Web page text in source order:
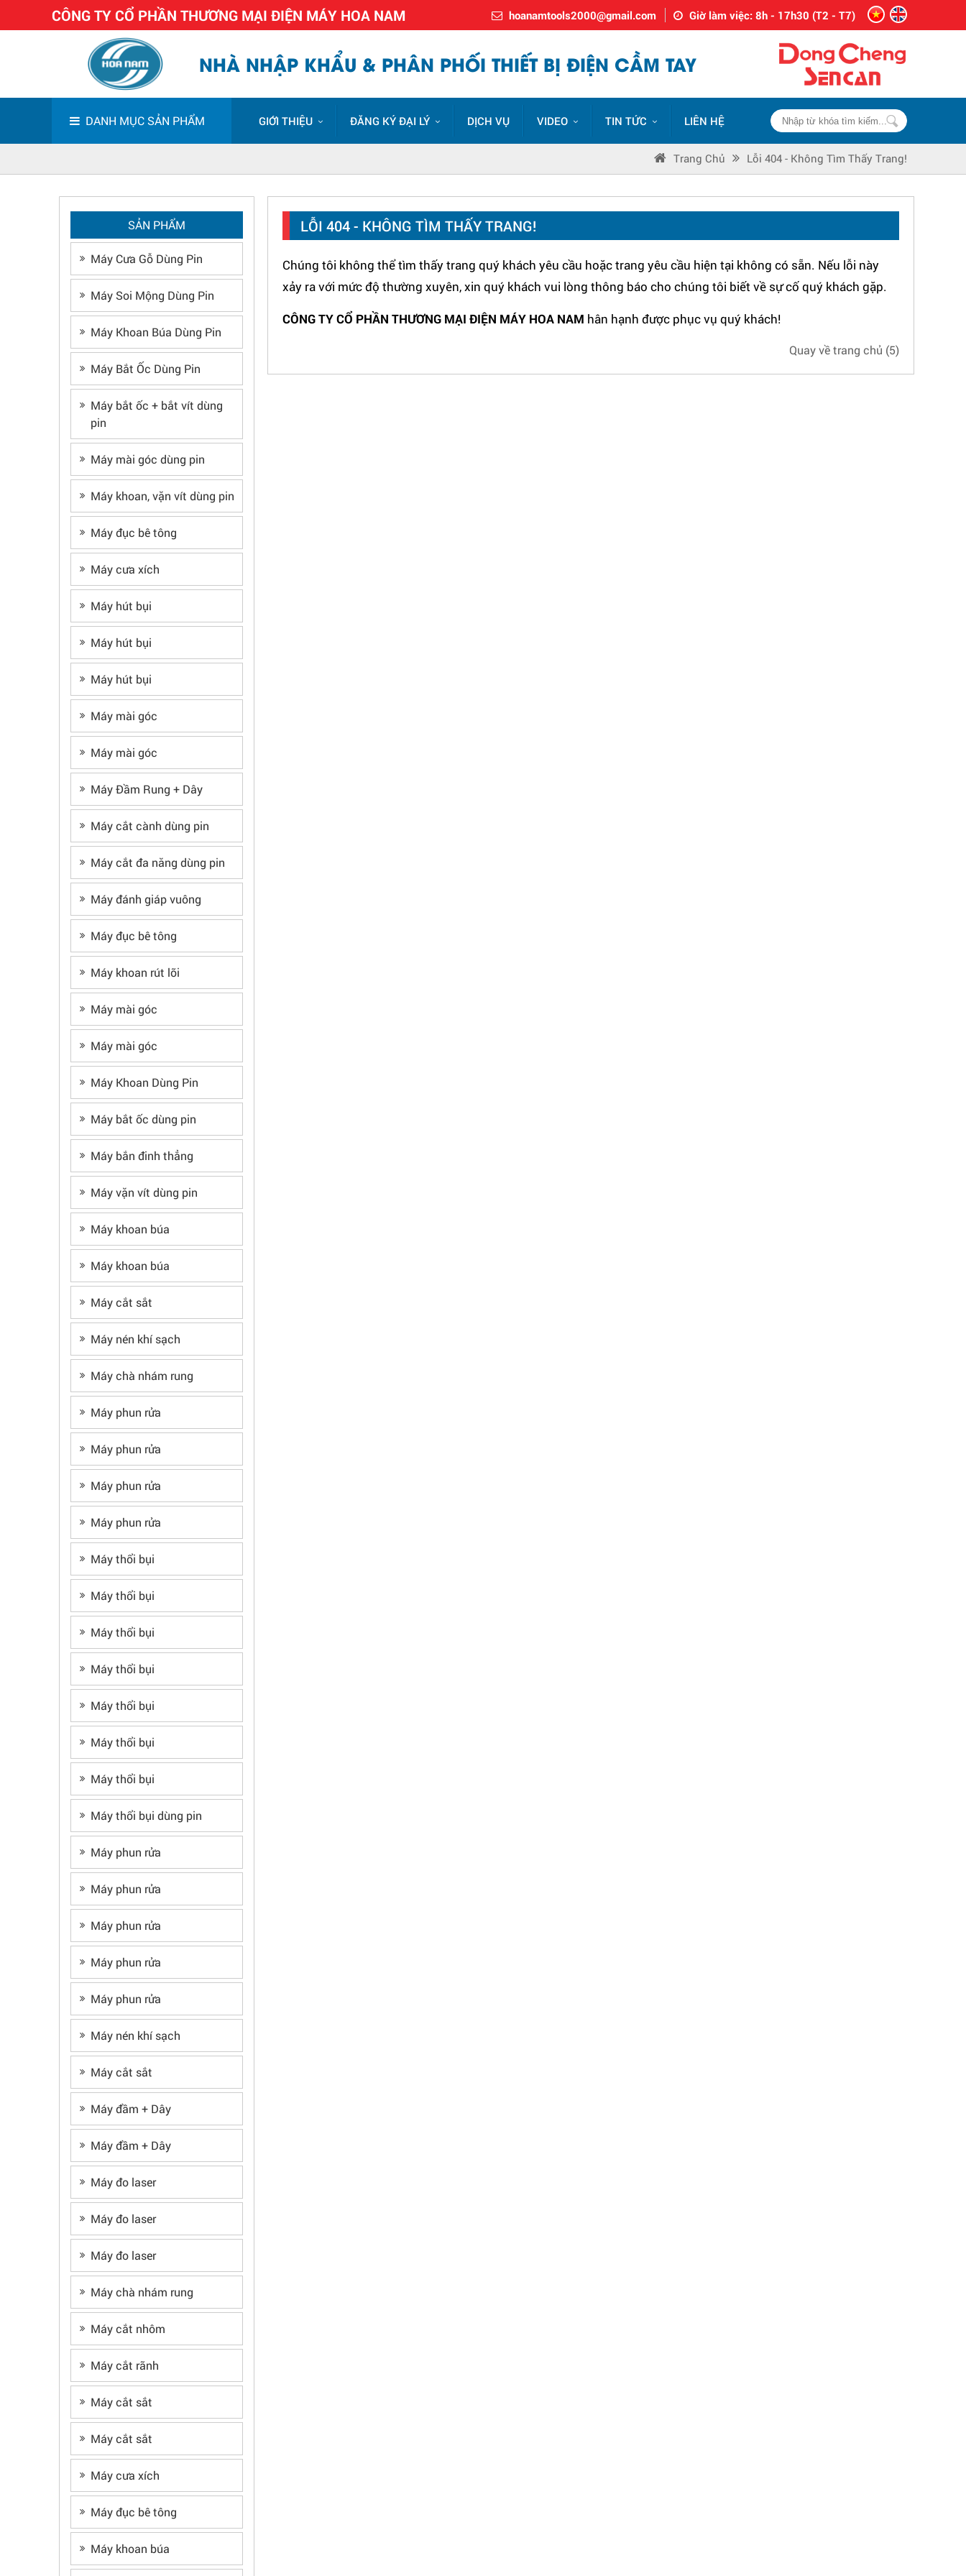
CÔNG TY CỔ PHẦN THƯƠNG MẠI ĐIỆN MÁY HOA NAM hoanamtools2000@gmail.com Giờ làm việc: 8h - 17h30 (T2 - T7)
NHÀ NHẬP KHẨU & PHÂN PHỐI THIẾT BỊ ĐIỆN CẦM TAY
DANH MỤC SẢN PHẨM GIỚI THIỆU ĐĂNG KÝ ĐẠI LÝ DỊCH VỤ VIDEO TIN TỨC LIÊN HỆ
Trang Chủ Lỗi 404 - Không Tìm Thấy Trang!
LỖI 404 - KHÔNG TÌM THẤY TRANG!
Chúng tôi không thể tìm thấy trang quý khách yêu cầu hoặc trang yêu cầu hiện tại không có sẵn. Nếu lỗi này
xảy ra với mức độ thường xuyên, xin quý khách vui lòng thông báo cho chúng tôi biết về sự cố quý khách gặp.
CÔNG TY CỔ PHẦN THƯƠNG MẠI ĐIỆN MÁY HOA NAM hân hạnh được phục vụ quý khách!
Quay về trang chủ (5)
SẢN PHẨM
Máy Cưa Gỗ Dùng Pin
Máy Soi Mộng Dùng Pin
Máy Khoan Búa Dùng Pin
Máy Bắt Ốc Dùng Pin
Máy bắt ốc + bắt vít dùng
pin
Máy mài góc dùng pin
Máy khoan, vặn vít dùng pin
Máy đục bê tông
Máy cưa xích
Máy hút bụi
Máy hút bụi
Máy hút bụi
Máy mài góc
Máy mài góc
Máy Đầm Rung + Dây
Máy cắt cành dùng pin
Máy cắt đa năng dùng pin
Máy đánh giáp vuông
Máy đục bê tông
Máy khoan rút lõi
Máy mài góc
Máy mài góc
Máy Khoan Dùng Pin
Máy bắt ốc dùng pin
Máy bắn đinh thẳng
Máy vặn vít dùng pin
Máy khoan búa
Máy khoan búa
Máy cắt sắt
Máy nén khí sạch
Máy chà nhám rung
Máy phun rửa
Máy phun rửa
Máy phun rửa
Máy phun rửa
Máy thổi bụi
Máy thổi bụi
Máy thổi bụi
Máy thổi bụi
Máy thổi bụi
Máy thổi bụi
Máy thổi bụi
Máy thổi bụi dùng pin
Máy phun rửa
Máy phun rửa
Máy phun rửa
Máy phun rửa
Máy phun rửa
Máy nén khí sạch
Máy cắt sắt
Máy đầm + Dây
Máy đầm + Dây
Máy đo laser
Máy đo laser
Máy đo laser
Máy chà nhám rung
Máy cắt nhôm
Máy cắt rãnh
Máy cắt sắt
Máy cắt sắt
Máy cưa xích
Máy đục bê tông
Máy khoan búa